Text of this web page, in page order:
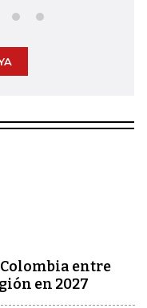
entre
en 2027